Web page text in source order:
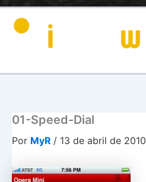
01-Speed-Dial
Por MyR / 13 de abril de 2010